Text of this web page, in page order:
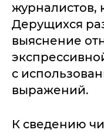
журналистов,
Дерущихся
выяснение
с
выражений.
К сведению